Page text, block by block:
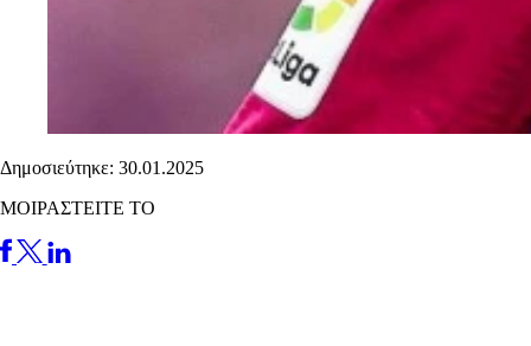
Δημοσιεύτηκε: 30.01.2025
ΜΟΙΡΑΣΤΕΙΤΕ ΤΟ